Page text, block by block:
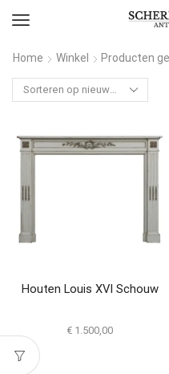
Home Winkel Producten
Houten Louis XVI Schouw
€ 1.500,00